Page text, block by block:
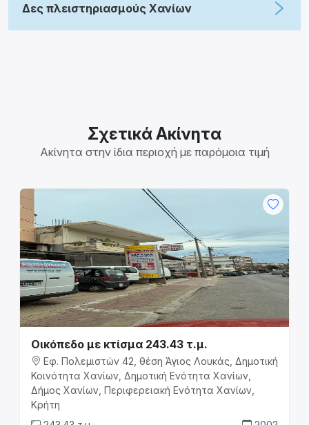
Δες πλειστηριασμούς Χανίων
Σχετικά Ακίνητα
Ακίνητα στην ίδια περιοχή με παρόμοια τιμή
Οικόπεδο με κτίσμα 243.43 τ.μ.
Εφ. Πολεμιστών 42, θέση Άγιος Λουκάς, Δημοτική
Κοινότητα Χανίων, Δημοτική Ενότητα Χανίων,
Δήμος Χανίων, Περιφερειακή Ενότητα Χανίων,
Κρήτη